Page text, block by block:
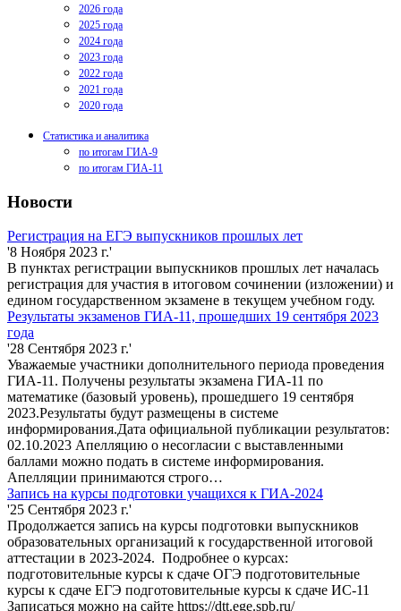
2026 года
2025 года
2024 года
2023 года
2022 года
2021 года
2020 года
Статистика и аналитика
по итогам ГИА-9
по итогам ГИА-11
Новости
Регистрация на ЕГЭ выпускников прошлых лет
'8 Ноября 2023 г.'
В пунктах регистрации выпускников прошлых лет началась
регистрация для участия в итоговом сочинении (изложении) и
едином государственном экзамене в текущем учебном году.
Результаты экзаменов ГИА-11, прошедших 19 сентября 2023
года
'28 Сентября 2023 г.'
Уважаемые участники дополнительного периода проведения
ГИА-11. Получены результаты экзамена ГИА-11 по
математике (базовый уровень), прошедшего 19 сентября
2023.Результаты будут размещены в системе
информирования.Дата официальной публикации результатов:
02.10.2023 Апелляцию о несогласии с выставленными
баллами можно подать в системе информирования.
Апелляции принимаются строго…
Запись на курсы подготовки учащихся к ГИА-2024
'25 Сентября 2023 г.'
Продолжается запись на курсы подготовки выпускников
образовательных организаций к государственной итоговой
аттестации в 2023-2024. Подробнее о курсах:
подготовительные курсы к сдаче ОГЭ подготовительные
курсы к сдаче ЕГЭ подготовительные курсы к сдаче ИС-11
Записаться можно на сайте https://dtt.ege.spb.ru/